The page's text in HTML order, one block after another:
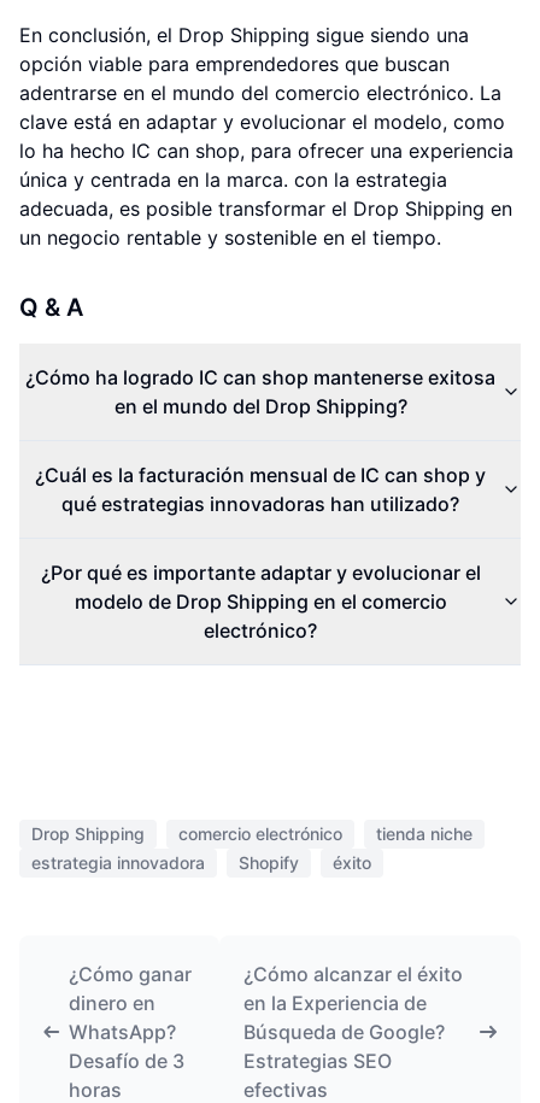
En conclusión, el Drop Shipping sigue siendo una
opción viable para emprendedores que buscan
adentrarse en el mundo del comercio electrónico. La
clave está en adaptar y evolucionar el modelo, como
lo ha hecho IC can shop, para ofrecer una experiencia
única y centrada en la marca. con la estrategia
adecuada, es posible transformar el Drop Shipping en
un negocio rentable y sostenible en el tiempo.
Q & A
¿Cómo ha logrado IC can shop mantenerse exitosa
en el mundo del Drop Shipping?
¿Cuál es la facturación mensual de IC can shop y
qué estrategias innovadoras han utilizado?
¿Por qué es importante adaptar y evolucionar el
modelo de Drop Shipping en el comercio
electrónico?
Drop Shipping comercio electrónico
tienda niche
estrategia innovadora
Shopify éxito
¿Cómo ganar
dinero en
WhatsApp?
Desafío de 3
horas
¿Cómo alcanzar el éxito
en la Experiencia de
Búsqueda de Google?
Estrategias SEO
efectivas